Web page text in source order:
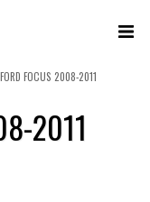
FORD FOCUS 2008-2011
2011